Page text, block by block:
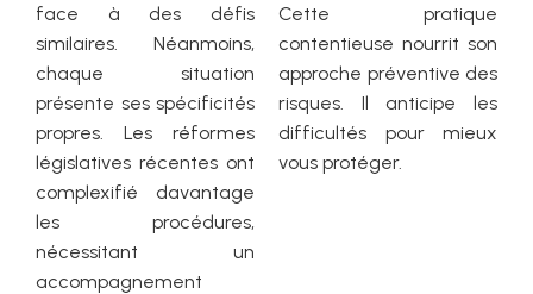
face à des défis
similaires. Néanmoins,
chaque situation
présente ses spécificités
propres. Les réformes
législatives récentes ont
complexifié davantage
les procédures,
nécessitant un
accompagnement
Cette pratique
contentieuse nourrit son
approche préventive des
risques. Il anticipe les
difficultés pour mieux
vous protéger.